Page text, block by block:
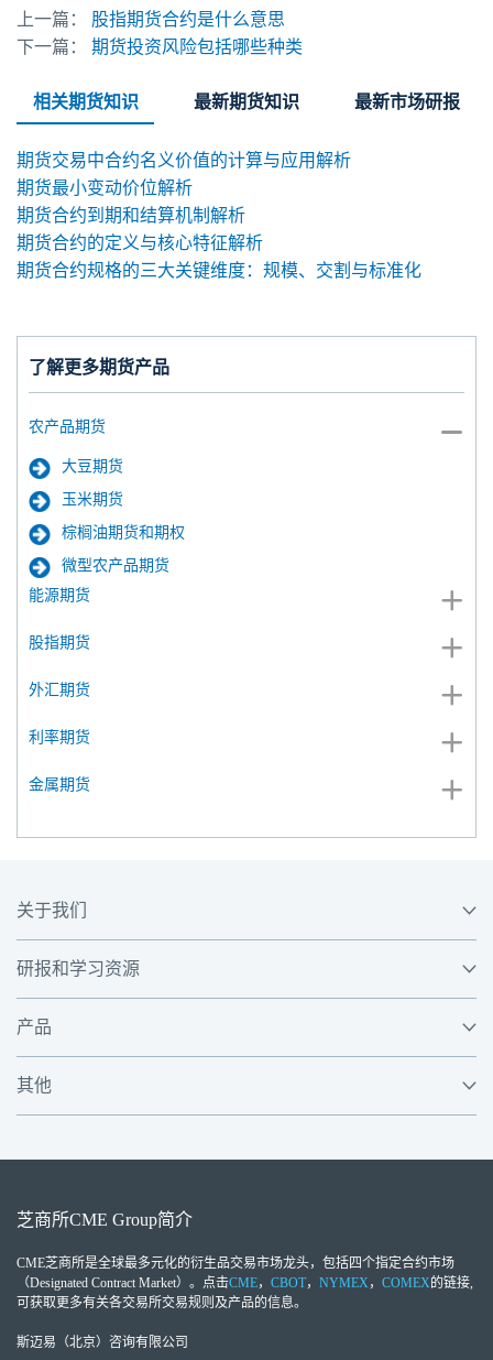
了解更多期货产品
农产品期货
大豆期货
玉米期货
棕榈油期货和期权
微型农产品期货
能源期货
股指期货
外汇期货
利率期货
金属期货
上一篇：
股指期货合约是什么意思
下一篇：
期货投资风险包括哪些种类
相关期货知识 最新期货知识 最新市场研报
期货交易中合约名义价值的计算与应用解析
期货最小变动价位解析
期货合约到期和结算机制解析
期货合约的定义与核心特征解析
期货合约规格的三大关键维度：规模、交割与标准化
关于我们
研报和学习资源
产品
其他
芝商所CME Group简介
CME芝商所是全球最多元化的衍生品交易市场龙头，包括四个指定合约市场
（Designated Contract Market）。点击CME， CBOT， NYMEX， COMEX的链接,
可获取更多有关各交易所交易规则及产品的信息。
斯迈易（北京）咨询有限公司